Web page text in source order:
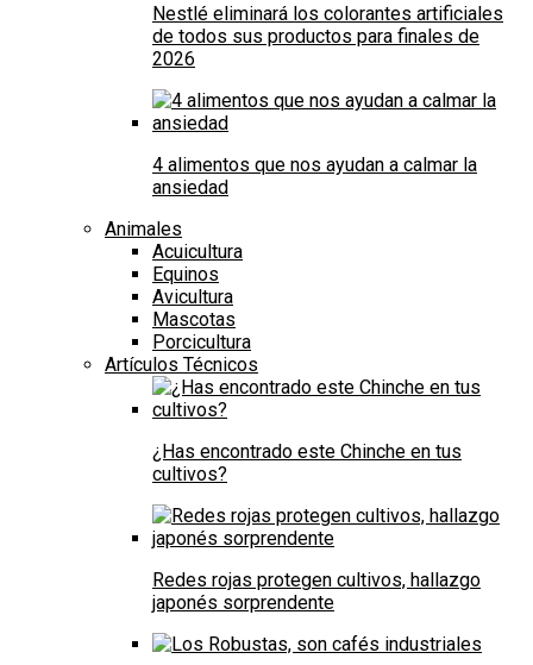
Nestlé eliminará los colorantes artificiales
de todos sus productos para finales de
2026
4 alimentos que nos ayudan a calmar la
ansiedad
Animales
Acuicultura
Equinos
Avicultura
Mascotas
Porcicultura
Artículos Técnicos
¿Has encontrado este Chinche en tus
cultivos?
Redes rojas protegen cultivos, hallazgo
japonés sorprendente